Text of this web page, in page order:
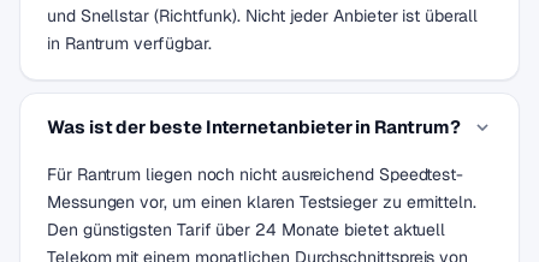
und Snellstar (Richtfunk). Nicht jeder Anbieter ist überall
in Rantrum verfügbar.
Was ist der beste Internetanbieter in Rantrum?
Für Rantrum liegen noch nicht ausreichend Speedtest-
Messungen vor, um einen klaren Testsieger zu ermitteln.
Den günstigsten Tarif über 24 Monate bietet aktuell
Telekom mit einem monatlichen Durchschnittspreis von